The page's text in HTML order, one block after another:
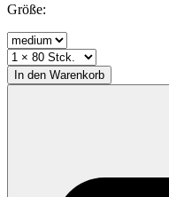
Größe:
In den Warenkorb